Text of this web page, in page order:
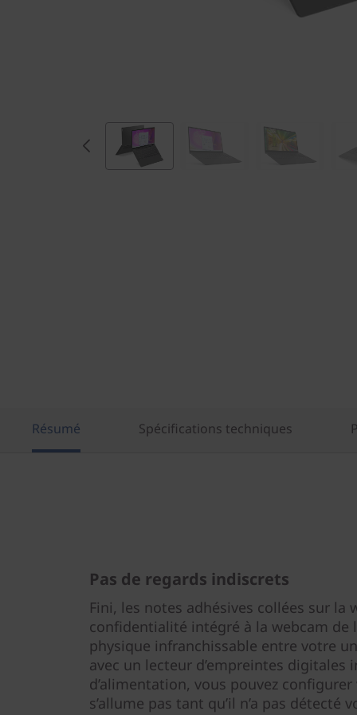
Résumé Spécifications techniques
Pas de regards indiscrets
Fini, les notes adhésives collées sur la
confidentialité intégré à la webcam de
physique infranchissable entre votre
avec un lecteur d’empreintes digitales
d’alimentation, vous pouvez
s’allume pas tant qu’il n’a pas